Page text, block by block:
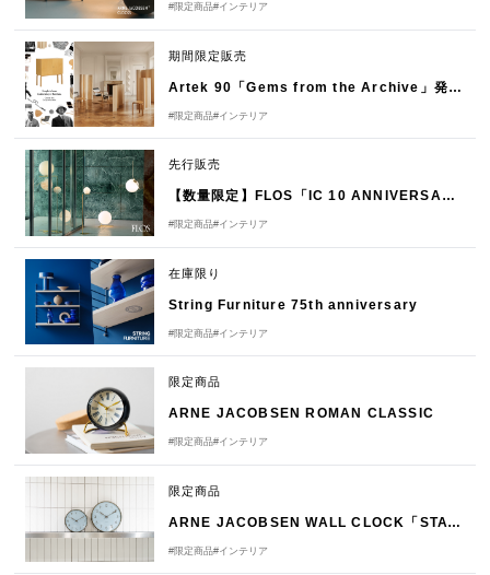
#限定商品#インテリア
期間限定販売
Artek 90「Gems from the Archive」発売のお知らせ
#限定商品#インテリア
先行販売
【数量限定】FLOS「IC 10 ANNIVERSARY COLLECTION」
#限定商品#インテリア
在庫限り
String Furniture 75th anniversary
#限定商品#インテリア
限定商品
ARNE JACOBSEN ROMAN CLASSIC
#限定商品#インテリア
限定商品
ARNE JACOBSEN WALL CLOCK「STATION ROYAL BLUE」
#限定商品#インテリア